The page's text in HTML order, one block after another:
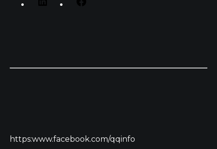
https:www.facebook.com/qqinfo